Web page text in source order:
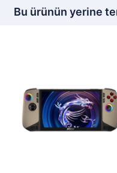
Bu ürünün yerine